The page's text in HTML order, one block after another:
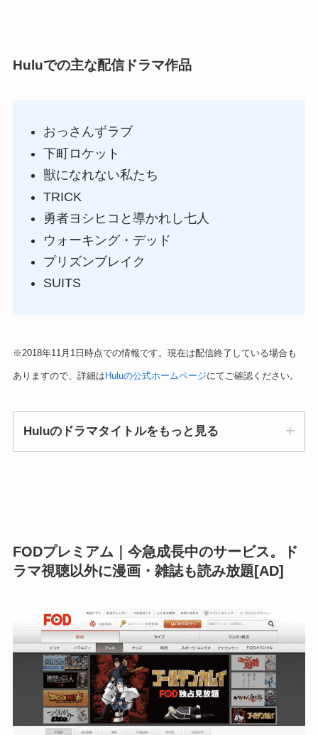
Huluでの主な配信ドラマ作品
おっさんずラブ
下町ロケット
獣になれない私たち
TRICK
勇者ヨシヒコと導かれし七人
ウォーキング・デッド
プリズンブレイク
SUITS
※2018年11月1日時点での情報です。現在は配信終了している場合も
ありますので、詳細はHuluの公式ホームページにてご確認ください。
Huluのドラマタイトルをもっと見る
ルメ、文学処女、掟上今日子の備忘録、ゼロ 一
攫千金ゲーム、仮面ライダードライブ、ミス・シ
1/2、BAD BOYS J、都市伝説の女、深夜食堂、
TRICK、ハケンの品格、ゴッドタン、下町ロケッ
ト、35歳の高校生、ウォーキング・デッド、プリ
ズン・ブレイク、ゲーム・オブ・スローンズ、ク
リミナル・マインド、BONES、ゴシップガー
ル、24、SUITS、LOST、etc.
FODプレミアム｜今急成長中のサービス。ド
ラマ視聴以外に漫画・雑誌も読み放題[AD]